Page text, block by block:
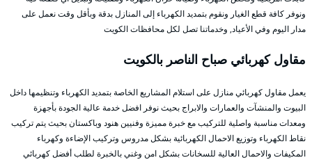
ونوفر كافة قطع الغيار ونقوم بتمديد الكهرباء إلى المنازل بدقة وبأقل وقت نعمل على
مدار اليوم وفي الأعياد, وخدماتنا تصل لكل محافظات الكويت
مقاول كهربائي صباح الناصر بالكويت
يعمل مقاول كهربائي منازل على استلام المشاريع الخاصة بتمديد الكهرباء وتنظيمها داخل
البيوت والمنشآت والعمارات والابراج بحيث نوفر افضل خدمة عالية الجودة بأجهزة
ومعدات مناسبة واصلية للتركيب مع خبرة مميزة وفنيين هنود وباكستان بحيث يتم تركيب
نقاط الكهرباء وتوزيع الاحمال الكهربائية بشكل مدروس وتركيب الإضاءة وكهرباء
المكيفات والاحمال العالية للسخانات بشكل امن وغني بالخبرة لطلب أفضل كهربائي